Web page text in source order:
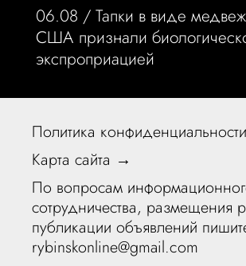
06.08 / Тапки в виде
США признали
экспроприацией
Политика
Карта сайта →
По вопросам
сотрудничества, размещения
публикации объявлений
rybinskonline@gmail.com